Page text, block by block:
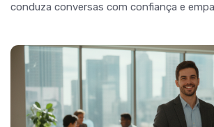
conduza conversas com confiança e